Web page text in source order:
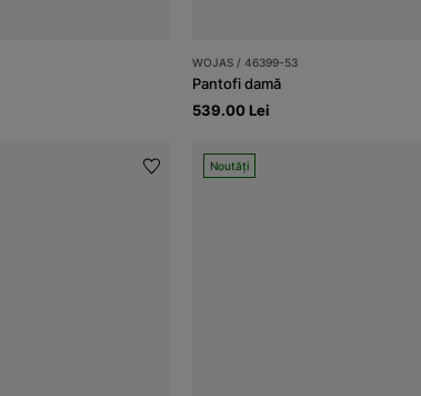
WOJAS / 46399-53
Pantofi damă
539.00 Lei
Noutăți